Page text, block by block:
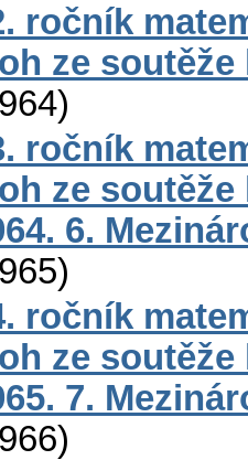
ročník
ze soutěže
)
ročník
ze
6.
)
ročník
ze
7.
)